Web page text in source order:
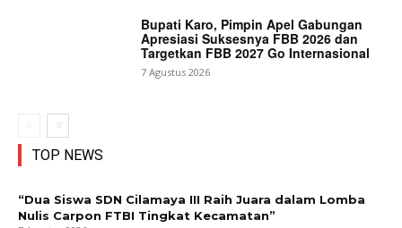
Bupati Karo, Pimpin Apel Gabungan
Apresiasi Suksesnya FBB 2026 dan
Targetkan FBB 2027 Go Internasional
7 Agustus 2026
TOP NEWS
“Dua Siswa SDN Cilamaya III Raih Juara dalam Lomba
Nulis Carpon FTBI Tingkat Kecamatan”